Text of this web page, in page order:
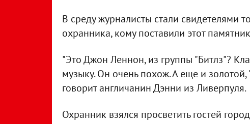
В среду журналисты стали свидетелями
охранника, кому поставили этот
"Это Джон Леннон, из группы "Битлз"?
музыку. Он очень похож. А еще и золотой,
говорит англичанин Дэнни из Ливерпуля.
Охранник взялся просветить гостей